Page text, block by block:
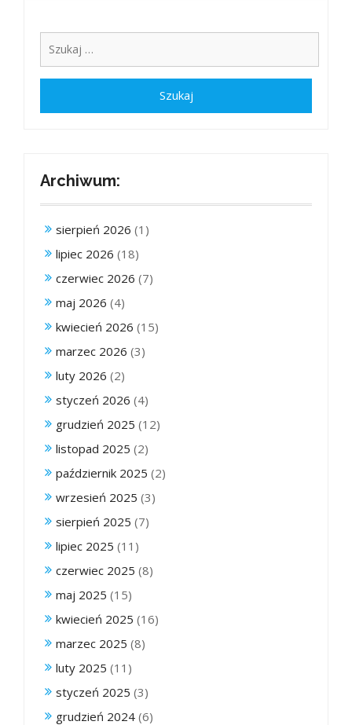
Archiwum:
sierpień 2026 (1)
lipiec 2026 (18)
czerwiec 2026 (7)
maj 2026 (4)
kwiecień 2026 (15)
marzec 2026 (3)
luty 2026 (2)
styczeń 2026 (4)
grudzień 2025 (12)
listopad 2025 (2)
październik 2025 (2)
wrzesień 2025 (3)
sierpień 2025 (7)
lipiec 2025 (11)
czerwiec 2025 (8)
maj 2025 (15)
kwiecień 2025 (16)
marzec 2025 (8)
luty 2025 (11)
styczeń 2025 (3)
grudzień 2024 (6)